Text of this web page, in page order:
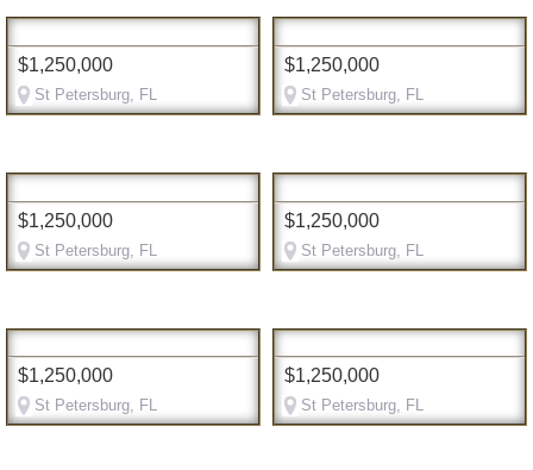
$1,250,000
St Petersburg, FL
$1,250,000
St Petersburg, FL
$1,250,000
St Petersburg, FL
$1,250,000
St Petersburg, FL
$1,250,000
St Petersburg, FL
$1,250,000
St Petersburg, FL